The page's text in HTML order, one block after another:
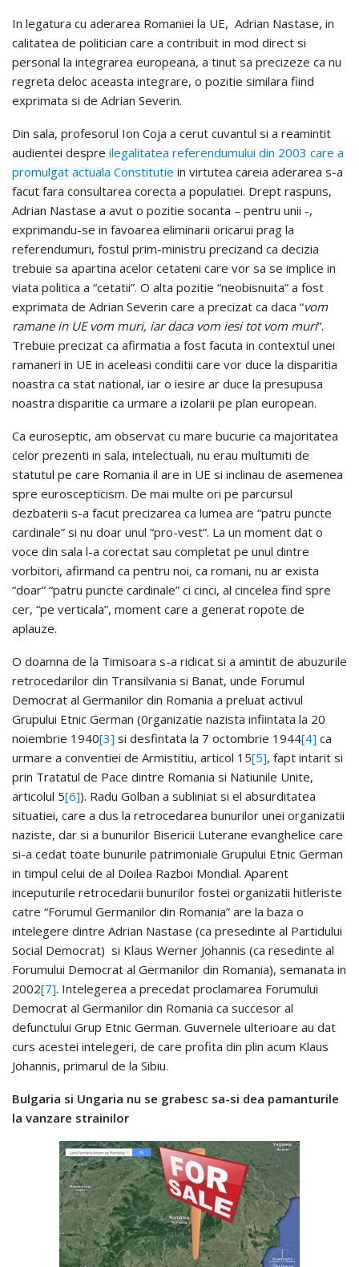
In legatura cu aderarea Romaniei la UE, Adrian Nastase, in
calitatea de politician care a contribuit in mod direct si
personal la integrarea europeana, a tinut sa precizeze ca nu
regreta deloc aceasta integrare, o pozitie similara fiind
exprimata si de Adrian Severin.
Din sala, profesorul Ion Coja a cerut cuvantul si a reamintit
audientei despre ilegalitatea referendumului din 2003 care a
promulgat actuala Constitutie in virtutea careia aderarea s-a
facut fara consultarea corecta a populatiei. Drept raspuns,
Adrian Nastase a avut o pozitie socanta – pentru unii -,
exprimandu-se in favoarea eliminarii oricarui prag la
referendumuri, fostul prim-ministru precizand ca decizia
trebuie sa apartina acelor cetateni care vor sa se implice in
viata politica a “cetatii”. O alta pozitie “neobisnuita” a fost
exprimata de Adrian Severin care a precizat ca daca “vom
ramane in UE vom muri, iar daca vom iesi tot vom muri”.
Trebuie precizat ca afirmatia a fost facuta in contextul unei
ramaneri in UE in aceleasi conditii care vor duce la disparitia
noastra ca stat national, iar o iesire ar duce la presupusa
noastra disparitie ca urmare a izolarii pe plan european.
Ca euroseptic, am observat cu mare bucurie ca majoritatea
celor prezenti in sala, intelectuali, nu erau multumiti de
statutul pe care Romania il are in UE si inclinau de asemenea
spre euroscepticism. De mai multe ori pe parcursul
dezbaterii s-a facut precizarea ca lumea are “patru puncte
cardinale” si nu doar unul “pro-vest”. La un moment dat o
voce din sala l-a corectat sau completat pe unul dintre
vorbitori, afirmand ca pentru noi, ca romani, nu ar exista
“doar” “patru puncte cardinale” ci cinci, al cincelea find spre
cer, “pe verticala”, moment care a generat ropote de
aplauze.
O doamna de la Timisoara s-a ridicat si a amintit de abuzurile
retrocedarilor din Transilvania si Banat, unde Forumul
Democrat al Germanilor din Romania a preluat activul
Grupului Etnic German (0rganizatie nazista infiintata la 20
noiembrie 1940[3] si desfintata la 7 octombrie 1944[4] ca
urmare a conventiei de Armistitiu, articol 15[5], fapt intarit si
prin Tratatul de Pace dintre Romania si Natiunile Unite,
articolul 5[6]). Radu Golban a subliniat si el absurditatea
situatiei, care a dus la retrocedarea bunurilor unei organizatii
naziste, dar si a bunurilor Bisericii Luterane evanghelice care
si-a cedat toate bunurile patrimoniale Grupului Etnic German
in timpul celui de al Doilea Razboi Mondial. Aparent
inceputurile retrocedarii bunurilor fostei organizatii hitleriste
catre “Forumul Germanilor din Romania” are la baza o
intelegere dintre Adrian Nastase (ca presedinte al Partidului
Social Democrat) si Klaus Werner Johannis (ca resedinte al
Forumului Democrat al Germanilor din Romania), semanata in
2002[7]. Intelegerea a precedat proclamarea Forumului
Democrat al Germanilor din Romania ca succesor al
defunctului Grup Etnic German. Guvernele ulterioare au dat
curs acestei intelegeri, de care profita din plin acum Klaus
Johannis, primarul de la Sibiu.
Bulgaria si Ungaria nu se grabesc sa-si dea pamanturile
la vanzare strainilor